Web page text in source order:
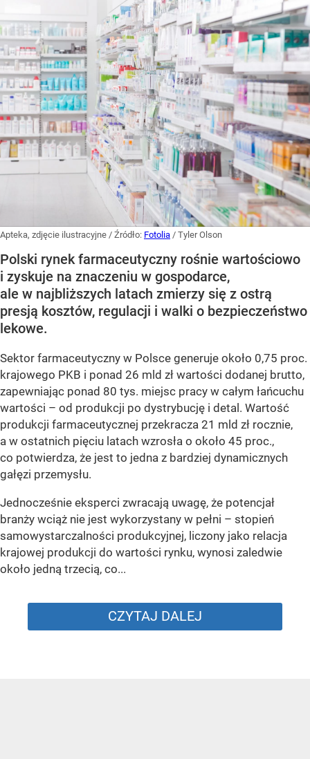
Apteka, zdjęcie ilustracyjne / Źródło: Fotolia / Tyler Olson
Polski rynek farmaceutyczny rośnie wartościowo
i zyskuje na znaczeniu w gospodarce,
ale w najbliższych latach zmierzy się z ostrą
presją kosztów, regulacji i walki o bezpieczeństwo
lekowe.
Sektor farmaceutyczny w Polsce generuje około 0,75 proc.
krajowego PKB i ponad 26 mld zł wartości dodanej brutto,
zapewniając ponad 80 tys. miejsc pracy w całym łańcuchu
wartości – od produkcji po dystrybucję i detal. Wartość
produkcji farmaceutycznej przekracza 21 mld zł rocznie,
a w ostatnich pięciu latach wzrosła o około 45 proc.,
co potwierdza, że jest to jedna z bardziej dynamicznych
gałęzi przemysłu.
Jednocześnie eksperci zwracają uwagę, że potencjał
branży wciąż nie jest wykorzystany w pełni – stopień
samowystarczalności produkcyjnej, liczony jako relacja
krajowej produkcji do wartości rynku, wynosi zaledwie
około jedną trzecią, co...
CZYTAJ DALEJ